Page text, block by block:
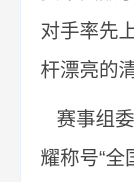
对手率先
杆漂亮的
赛事组
耀称号“全